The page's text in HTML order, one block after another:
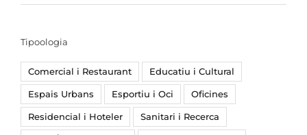
Tipoologia
Comercial i Restaurant Educatiu i Cultural
Espais Urbans Esportiu i Oci Oficines
Residencial i Hoteler Sanitari i Recerca